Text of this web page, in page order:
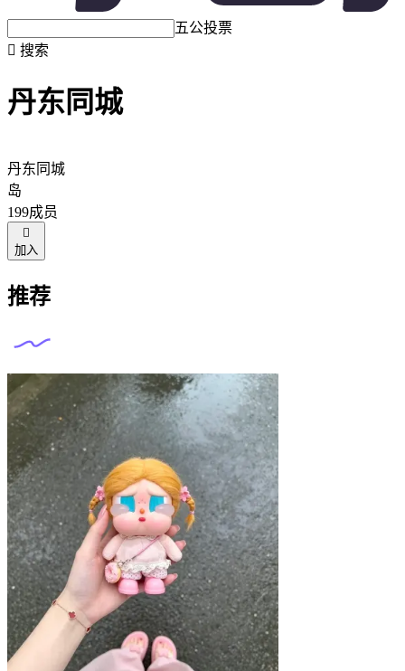
五公投票
 搜索
丹东同城
丹东同城
岛
199成员

加入
推荐